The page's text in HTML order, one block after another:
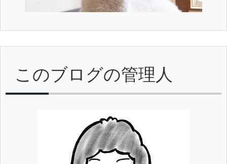
このブログの管理人